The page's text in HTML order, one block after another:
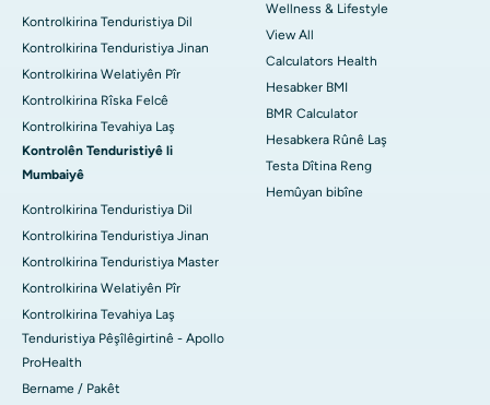
Kontrolkirina Tenduristiya Dil
Kontrolkirina Tenduristiya Jinan
Kontrolkirina Welatiyên Pîr
Kontrolkirina Rîska Felcê
Kontrolkirina Tevahiya Laş
Kontrolên Tenduristiyê li
Mumbaiyê
Kontrolkirina Tenduristiya Dil
Kontrolkirina Tenduristiya Jinan
Kontrolkirina Tenduristiya Master
Kontrolkirina Welatiyên Pîr
Kontrolkirina Tevahiya Laş
Tenduristiya Pêşîlêgirtinê - Apollo
ProHealth
Bername / Pakêt
Wellness & Lifestyle
View All
Calculators Health
Hesabker BMI
BMR Calculator
Hesabkera Rûnê Laş
Testa Dîtina Reng
Hemûyan bibîne